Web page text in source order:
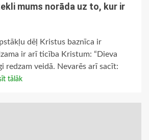
mums norāda uz to, kur ir
dēļ Kristus baznīca ir
ir arī ticība Kristum: “Dieva
redzam veidā. Nevarēs arī sacīt:
tālāk